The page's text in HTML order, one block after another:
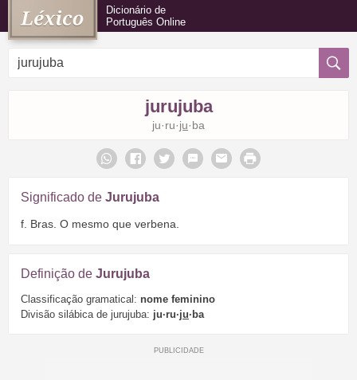
Dicionário de
Português Online
jurujuba
ju·ru·ju·ba
Significado de Jurujuba
f. Bras. O mesmo que verbena.
Definição de Jurujuba
Classificação gramatical: nome feminino
Divisão silábica de jurujuba: ju·ru·ju·ba